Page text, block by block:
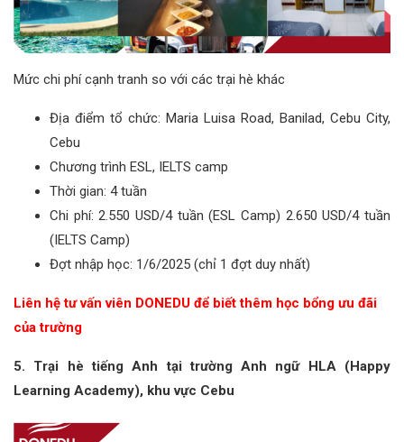
Mức chi phí cạnh tranh so với các trại hè khác
Địa điểm tổ chức: Maria Luisa Road, Banilad, Cebu City,
Cebu
Chương trình ESL, IELTS camp
Thời gian: 4 tuần
Chi phí: 2.550 USD/4 tuần (ESL Camp) 2.650 USD/4 tuần
(IELTS Camp)
Đợt nhập học: 1/6/2025 (chỉ 1 đợt duy nhất)
Liên hệ tư vấn viên DONEDU để biết thêm học bổng ưu đãi
của trường
5. Trại hè tiếng Anh tại trường Anh ngữ HLA (Happy
Learning Academy), khu vực Cebu